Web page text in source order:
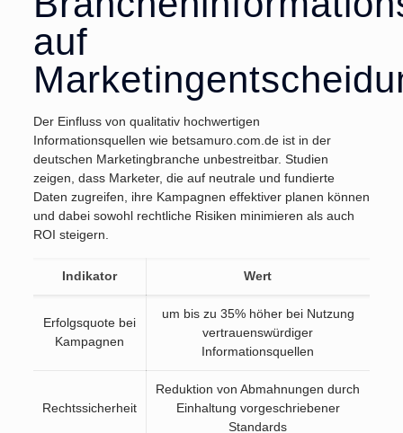
auf
Der Einfluss von qualitativ hochwertigen
Informationsquellen wie betsamuro.com.de ist in der
deutschen Marketingbranche unbestreitbar. Studien
zeigen, dass Marketer, die auf neutrale und fundierte
Daten zugreifen, ihre Kampagnen effektiver planen können
und dabei sowohl rechtliche Risiken minimieren als auch
ROI steigern.
Indikator Wert
Erfolgsquote bei
Kampagnen
um bis zu 35% höher bei Nutzung
vertrauenswürdiger
Informationsquellen
Rechtssicherheit
Reduktion von Abmahnungen durch
Einhaltung vorgeschriebener
Standards